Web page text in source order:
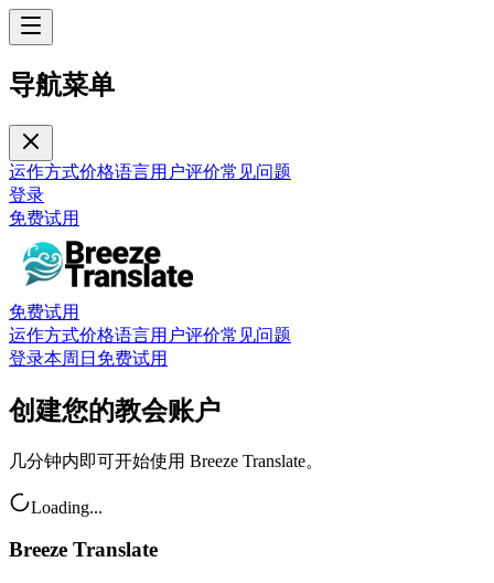
导航菜单
运作方式价格语言用户评价常见问题
登录
免费试用
免费试用
运作方式价格语言用户评价常见问题
登录本周日免费试用
创建您的教会账户
几分钟内即可开始使用 Breeze Translate。
Loading...
Breeze Translate